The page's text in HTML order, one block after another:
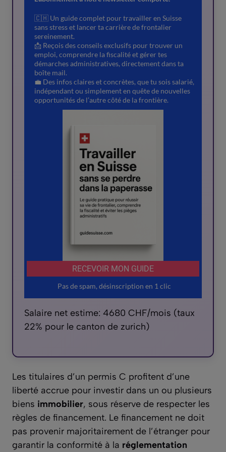
Salaire net estime: 4680 CHF/mois (taux
22% pour le canton de zurich)
Les titulaires d’un permis C profitent d’une
liberté accrue pour investir dans un ou plusieurs
biens immobilier, sous réserve de respecter les
règles de financement. Le financement ne doit
pas provenir majoritairement de l’étranger pour
garantir la conformité à la réglementation